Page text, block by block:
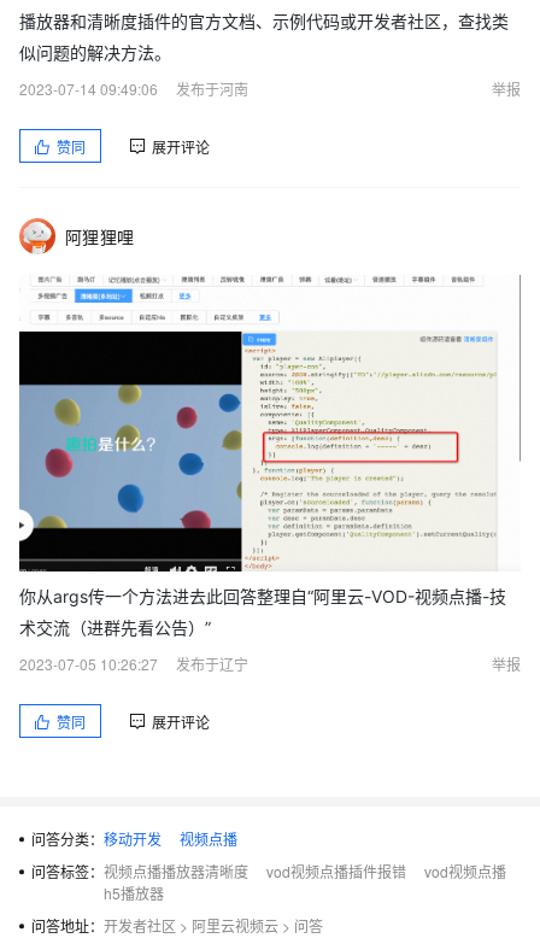
播放器和清晰度插件的官方文档、示例代码或开发者社区，查找类
似问题的解决方法。
2023-07-14 09:49:06
发布于河南 举报
赞同 展开评论
阿狸狸哩
你从args传一个方法进去此回答整理自“阿里云-VOD-视频点播-技
术交流（进群先看公告）”
2023-07-05 10:26:27
发布于辽宁 举报
赞同 展开评论
问答分类： 移动开发
视频点播
问答标签： 视频点播播放器清晰度 vod视频点播插件报错
vod视频点播
h5播放器
问答地址： 开发者社区 > 阿里云视频云 > 问答